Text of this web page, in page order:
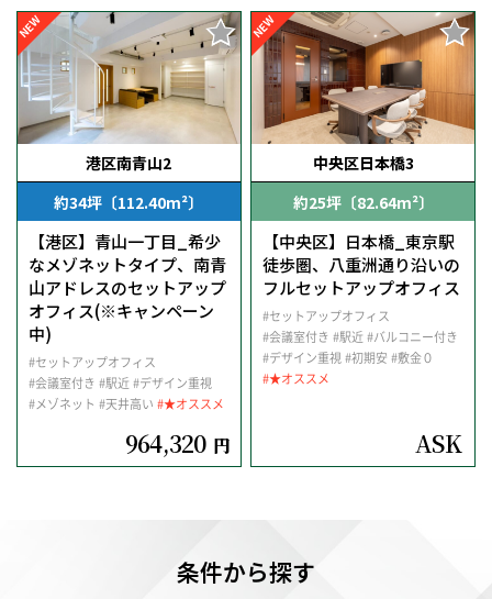
NEW
港区南青山2
約34坪〔112.40m²〕
【港区】青山一丁目_希少
なメゾネットタイプ、南青
山アドレスのセットアップ
オフィス(※キャンペーン
中)
#セットアップオフィス
#会議室付き #駅近 #デザイン重視
#メゾネット #天井高い #★オススメ
964,320 円
NEW
中央区日本橋3
約25坪〔82.64m²〕
【中央区】日本橋_東京駅
徒歩圏、八重洲通り沿いの
フルセットアップオフィス
#セットアップオフィス
#会議室付き #駅近 #バルコニー付き
#デザイン重視#初期安 #敷金０
#★オススメ
ASK
条件から探す